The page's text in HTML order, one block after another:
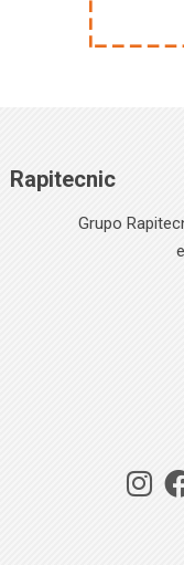
Rapitecnic
Grupo